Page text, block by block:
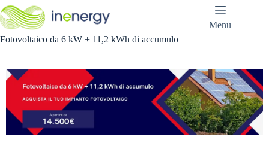
Salta
al
contenuto
Menu
Fotovoltaico da 6 kW + 11,2 kWh di accumulo